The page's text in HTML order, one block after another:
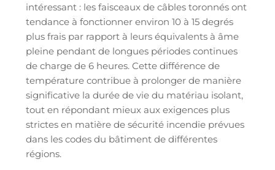
intéressant : les faisceaux de câbles toronnés ont
tendance à fonctionner environ 10 à 15 degrés
plus frais par rapport à leurs équivalents à âme
pleine pendant de longues périodes continues
de charge de 6 heures. Cette différence de
température contribue à prolonger de manière
significative la durée de vie du matériau isolant,
tout en répondant mieux aux exigences plus
strictes en matière de sécurité incendie prévues
dans les codes du bâtiment de différentes
régions.